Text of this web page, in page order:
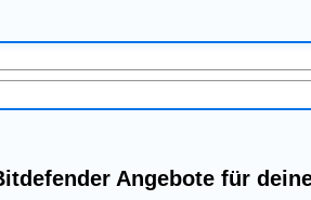
Angebote für